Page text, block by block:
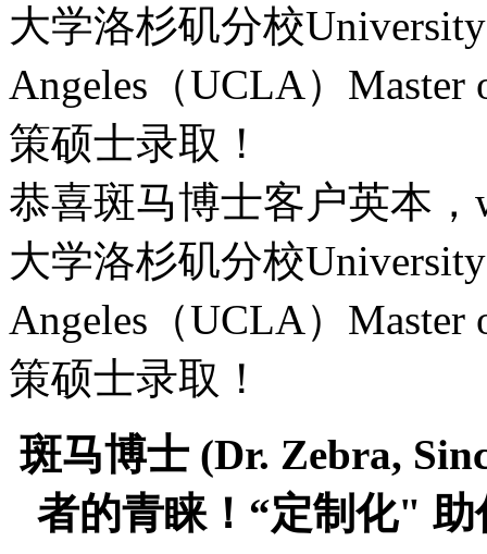
大学洛杉矶分校
Angeles（UCLA）
策硕士录取！
恭喜斑马博士客户英本
大学洛杉矶分校
Angeles（UCLA）
策硕士录取！
斑马博士 (Dr. Zebra,
者的青睐！“定制化"